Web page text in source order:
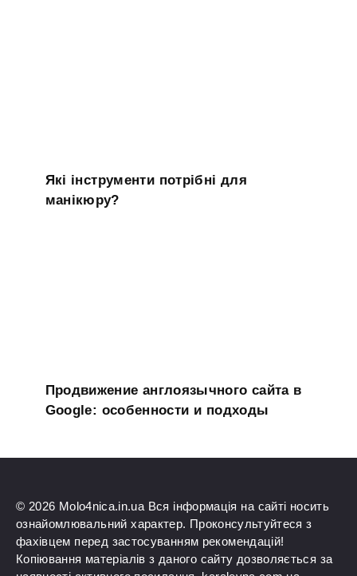
Які інструменти потрібні для
манікюру?
Продвижение англоязычного сайта в
Google: особенности и подходы
© 2026 Molo4nica.in.ua Вся інформація на сайті носить
ознайомлювальний характер. Проконсультуйтеся з
фахівцем перед застосуванням рекомендацій!
Копіювання матеріалів з даного сайту дозволяється за